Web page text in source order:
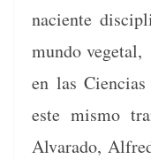
naciente
mun­do
en las
este mis­mo
Alvara­do,